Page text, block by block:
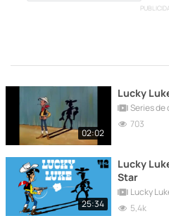
02:02
Lucky
Series de
703
25:34
Lucky
Star
Lucky
5,4k